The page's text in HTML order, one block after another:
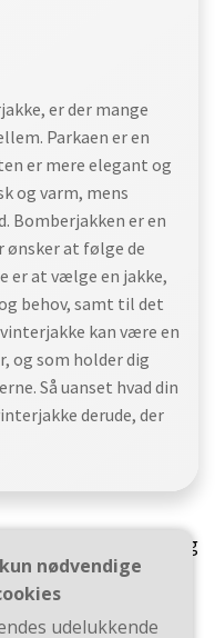
er der mange
Parkaen er en
er mere elegant og
og varm, mens
Bomberjakken er en
ønsker at følge de
er at vælge en jakke,
behov, samt til det
kan være en
og som holder dig
Så uanset hvad din
derude, der
Næste indlæg
nødvendige
udelukkende